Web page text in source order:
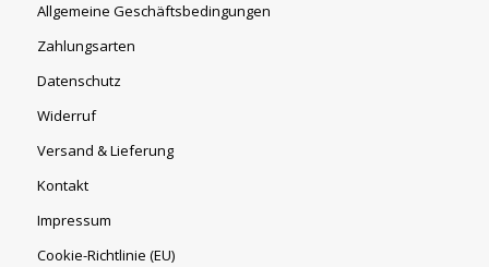
Allgemeine Geschäftsbedingungen
Zahlungsarten
Datenschutz
Widerruf
Versand & Lieferung
Kontakt
Impressum
Cookie-Richtlinie (EU)